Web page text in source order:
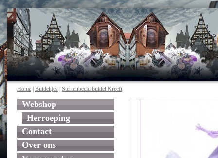
Home Buideltjes Sterrenbeeld buidel Kreeft
Webshop
Herroeping
Contact
Over ons